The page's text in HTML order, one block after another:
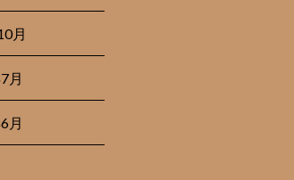
月
月
月